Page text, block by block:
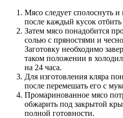
Мясо следует сполоснуть и
после каждый кусок
Затем мясо понадобится
солью с пряностями и
Заготовку необходимо
таком положении в
на 24 часа.
Для изготовления кляра
после перемешать его с
Промаринованное мясо
обжарить под закрытой
полной готовности.